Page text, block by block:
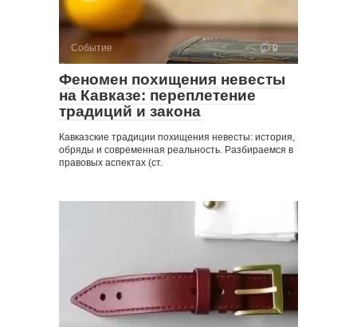
Событие 0
Феномен похищения невесты
на Кавказе: переплетение
традиций и закона
Кавказские традиции похищения невесты: история,
обряды и современная реальность. Разбираемся в
правовых аспектах (ст.